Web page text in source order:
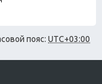
пояс: UTC+03:00